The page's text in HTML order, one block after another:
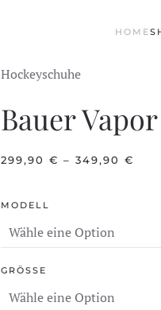
HOME
Hockeyschuhe
Bauer
299,90 € – 349,90 €
MODELL
GRÖSSE